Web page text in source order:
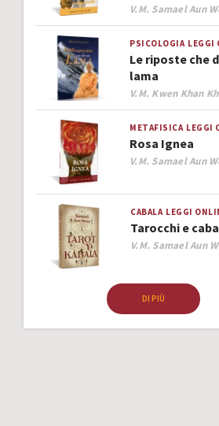
Author
V.M. Samael Aun
PSICOLOGIA LEGGI
Le riposte che
lama
Author
V.M. Kwen Khan
METAFISICA LEGGI
Rosa Ignea
Author
V.M. Samael Aun
CABALA LEGGI
Tarocchi e
Author
V.M. Samael Aun
DI PIÙ